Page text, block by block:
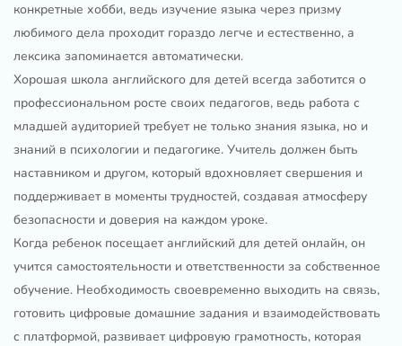
конкретные хобби, ведь изучение языка через призму
любимого дела проходит гораздо легче и естественно, а
лексика запоминается автоматически.
Хорошая школа английского для детей всегда заботится о
профессиональном росте своих педагогов, ведь работа с
младшей аудиторией требует не только знания языка, но и
знаний в психологии и педагогике. Учитель должен быть
наставником и другом, который вдохновляет свершения и
поддерживает в моменты трудностей, создавая атмосферу
безопасности и доверия на каждом уроке.
Когда ребенок посещает английский для детей онлайн, он
учится самостоятельности и ответственности за собственное
обучение. Необходимость своевременно выходить на связь,
готовить цифровые домашние задания и взаимодействовать
с платформой, развивает цифровую грамотность, которая